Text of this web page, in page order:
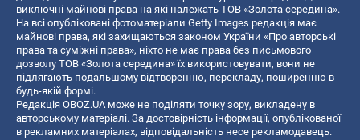
виключні майнові права на які належать ТОВ «Золота середина».
На всі опубліковані фотоматеріали Getty Images редакція має
майнові права, які захищаються законом України «Про авторські
права та суміжні права», ніхто не має права без письмового
дозволу ТОВ «Золота середина» їх використовувати, вони не
підлягають подальшому відтворенню, перекладу, поширенню в
будь-якій формі.
Редакція OBOZ.UA може не поділяти точку зору, викладену в
авторському матеріалі. За достовірність інформації, опублікованої
в рекламних матеріалах, відповідальність несе рекламодавець.